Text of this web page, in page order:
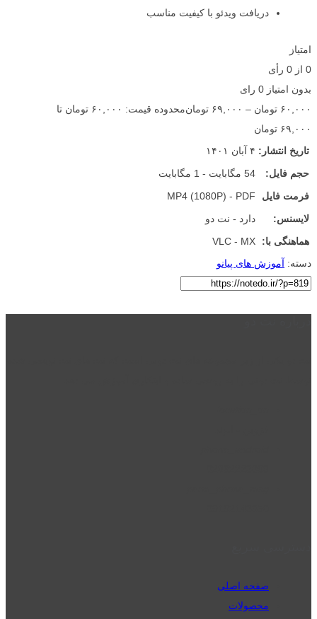
دریافت ویدئو با کیفیت مناسب
امتیاز
0 از 0 رأی
بدون امتیاز 0 رای
۶۰,۰۰۰ تومان – ۶۹,۰۰۰ تومان
محدوده قیمت: ۶۰,۰۰۰ تومان تا
۶۹,۰۰۰ تومان
تاریخ انتشار: ۴ آبان ۱۴۰۱
حجم فایل:
54 مگابایت - 1 مگابایت
فرمت فایل
MP4 (1080P) - PDF
لایسنس:
دارد - نت دو
هماهنگی با:
VLC - MX
دسته: آموزش های پیانو
صفحه اصلی
محصولات